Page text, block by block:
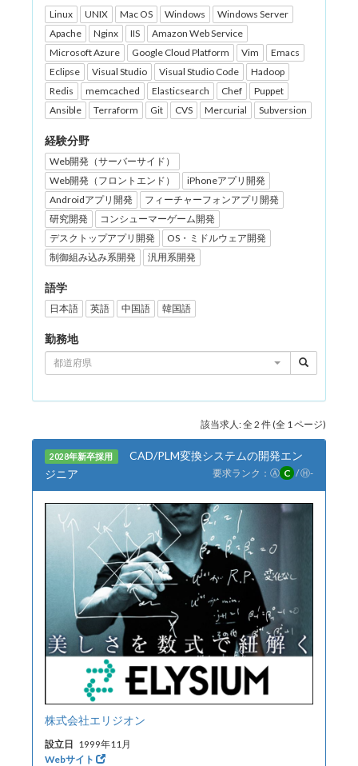
Linux UNIX Mac OS Windows
Windows Server
Apache
Nginx IIS
Amazon Web Service
Microsoft Azure
Google Cloud Platform Vim
Emacs
Eclipse
Visual Studio Visual Studio Code
Hadoop
Redis
memcached Elasticsearch Chef
Puppet
Ansible
Terraform Git CVS Mercurial Subversion
経験分野
Web開発（サーバーサイド）
Web開発（フロントエンド）
iPhoneアプリ開発
Androidアプリ開発
フィーチャーフォンアプリ開発
研究開発
コンシューマーゲーム開発
デスクトップアプリ開発
OS・ミドルウェア開発
制御組み込み系開発
汎用系開発
語学
日本語 英語 中国語 韓国語
勤務地
都道府県
該当求人: 全 2 件 (全 1 ページ)
2028年新卒採用
CAD/PLM変換システムの開発エン
ジニア
要求ランク： Ⓐ C /Ⓗ-
株式会社エリジオン
設立日 1999年11月
Webサイト